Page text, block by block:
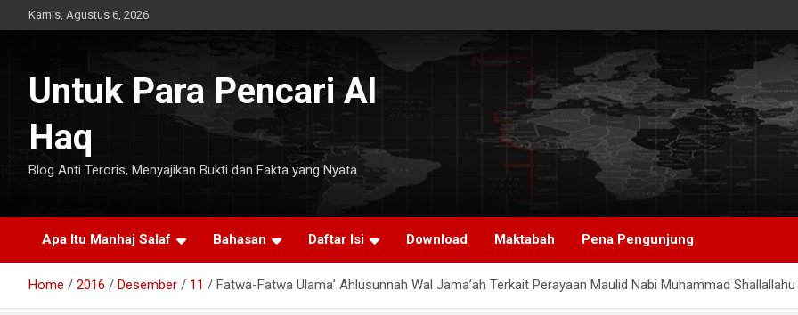
to
Kamis, Agustus 6, 2026
Untuk Para Pencari Al
Haq
Blog Anti Teroris, Menyajikan Bukti dan Fakta yang Nyata
Apa Itu Manhaj Salaf Bahasan Daftar Isi Download Maktabah Pena Pengunjung
Home 2016 Desember 11 Fatwa-Fatwa Ulama’ Ahlusunnah Wal Jama’ah Terkait Perayaan Maulid Nabi Muhammad Shallallahu